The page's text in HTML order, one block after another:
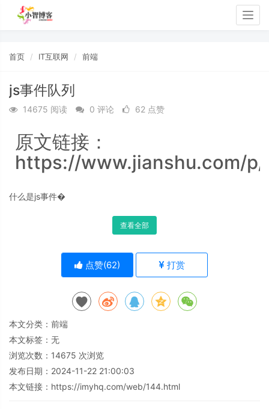
首页 IT互联网 前端
js事件队列
14675 阅读 0 评论 62 点赞
原文链接：
https://www.jianshu.com/
什么是js事件�
查看全部
点赞(62) 打赏
本文分类： 前端
本文标签：无
浏览次数： 14675 次浏览
发布日期：2024-11-22 21:00:03
本文链接： https://imyhq.com/web/144.html